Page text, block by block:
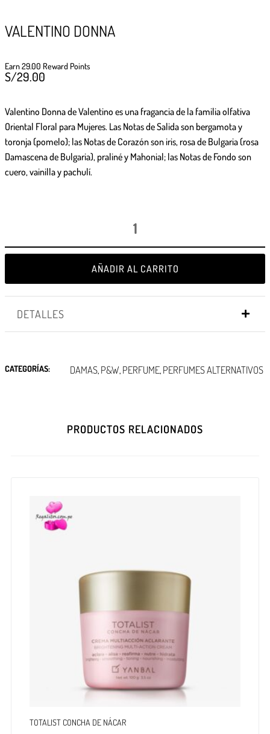
VALENTINO DONNA
Earn 29.00 Reward Points
S/29.00
Valentino Donna de Valentino es una fragancia de la familia olfativa
Oriental Floral para Mujeres. Las Notas de Salida son bergamota y
toronja (pomelo); las Notas de Corazón son iris, rosa de Bulgaria (rosa
Damascena de Bulgaria), praliné y Mahonial; las Notas de Fondo son
cuero, vainilla y pachulí.
AÑADIR AL CARRITO
DETALLES
CATEGORÍAS: DAMAS, P&W, PERFUME, PERFUMES ALTERNATIVOS
PRODUCTOS RELACIONADOS
TOTALIST CONCHA DE NÁCAR